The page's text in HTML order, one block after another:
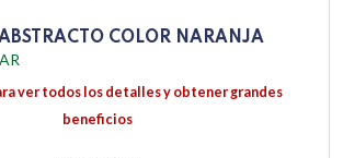
COLOR NARANJA
ver todos los detalles y obtener grandes
beneficios